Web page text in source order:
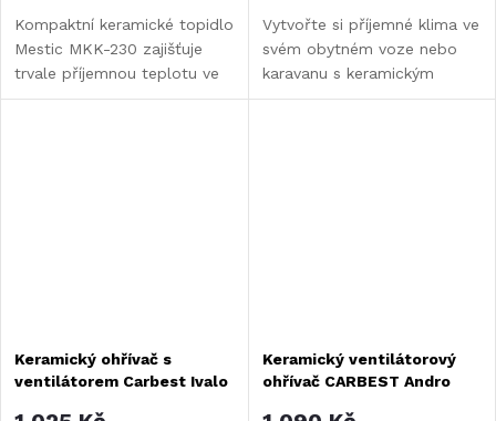
Kompaktní keramické topidlo
Mestic MKK-230 zajišťuje
trvale příjemnou teplotu ve
vašem karavanu nebo
Vytvořte si příjemné klima ve
svém obytném voze nebo
karavanu s keramickým
topidlem Mestic MKK-250.
Keramický ohřívač s
ventilátorem Carbest Ivalo
Keramický ventilátorový
ohřívač CARBEST Andro